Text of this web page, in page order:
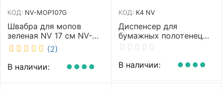
КОД: NV-MOP107G
Швабра для мопов
зеленая NV 17 см NV-
MOP107G (2)
В наличии:
КОД: K4 NV
Диспенсер для
бумажных полотенец
NV белый K4 NV
В наличии: